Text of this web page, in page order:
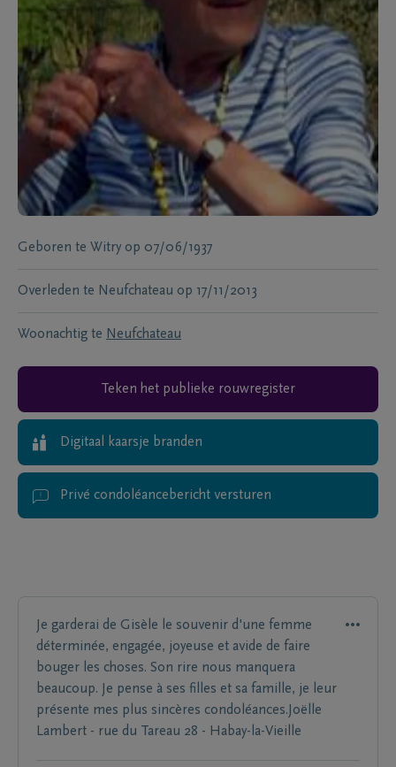
Geboren te Witry op 07/06/1937
Overleden te Neufchateau op 17/11/2013
Woonachtig te Neufchateau
Teken het publieke rouwregister
Digitaal kaarsje branden
Privé condoléancebericht versturen
Je garderai de Gisèle le souvenir d'une femme
déterminée, engagée, joyeuse et avide de faire
bouger les choses. Son rire nous manquera
beaucoup. Je pense à ses filles et sa famille, je leur
présente mes plus sincères condoléances.Joëlle
Lambert - rue du Tareau 28 - Habay-la-Vieille